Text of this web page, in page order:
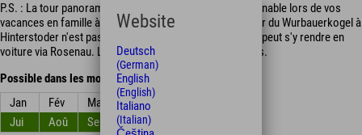
P.S. : La tour panoramique est une destination incontournable lors de vos
vacances en famille à Hinterstoder ! Actuellement, la tour du Wurbauerkogel à
Hinterstoder n'est pas accessible par télésiège, mais on peut s'y rendre en
voiture via Rosenau. La randonnée dure environ 3 heures.
Possible dans les mois
Jan
Fév Mar Avr
Jui
Aoû Sep Oct
Website
Deutsch
(German)
English
(English)
Italiano
(Italian)